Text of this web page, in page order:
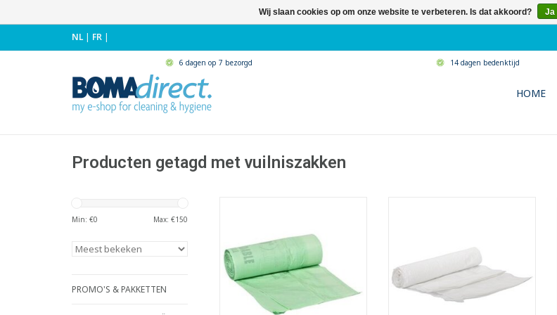
NL| FR |
6 dagen op 7 bezorgd 14 dagen bedenktijd
HOME
Producten getagd met vuilniszakken
Min: €0 Max: €150
PROMO'S & PAKKETTEN
- Ideaal voor het verzamelen van
voedingsresten (gft)
- Inhoud: 10 liter.
- Met draaglussen voor het
makkelijk transporteren en
sluiten van de zak.
- Geschikt voor 10 en 15 liter
Lady bins en pedaalemmers.
- Gemaakt met recycled
materiaal.
- Voldoet aan Vlarema 7 en
Wij slaan cookies op om onze website te verbeteren. Is dat akkoord? Ja